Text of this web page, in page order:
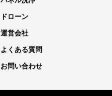
ドローン
運営会社
よくある質問
お問い合わせ